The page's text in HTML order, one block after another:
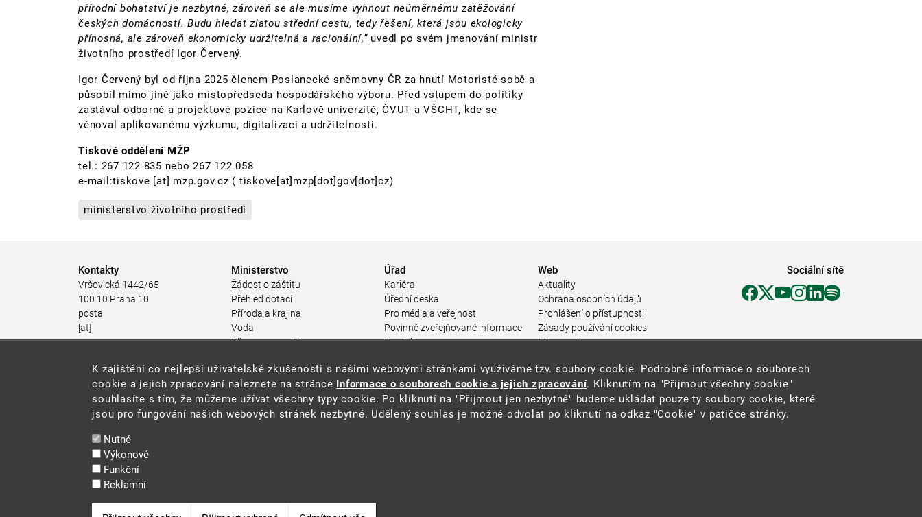
přírodní bohatství je nezbytné, zároveň se ale musíme vyhnout neúměrnému zatěžování
českých domácností. Budu hledat zlatou střední cestu, tedy řešení, která jsou ekologicky
přínosná, ale zároveň ekonomicky udržitelná a racionální,“uvedl po svém jmenování ministr
životního prostředí Igor Červený.
Igor Červený byl od října 2025 členem Poslanecké sněmovny ČR za hnutí Motoristé sobě a
působil mimo jiné jako místopředseda hospodářského výboru. Před vstupem do politiky
zastával odborné a projektové pozice na Karlově univerzitě, ČVUT a VŠCHT, kde se
věnoval aplikovanému výzkumu, digitalizaci a udržitelnosti.
Tiskové oddělení MŽP
tel.: 267 122 835 nebo 267 122 058
e-mail:tiskove [at] mzp.gov.cz ( tiskove[at]mzp[dot]gov[dot]cz)
ministerstvo životního prostředí
Kontakty
Vršovická 1442/65
100 10 Praha 10
posta
[at]
mzp.gov.cz
+420 267 121 111
Ministerstvo
Žádost o záštitu
Přehled dotací
Příroda a krajina
Voda
Klima a energetika
Odpadové hospodářství
Rizika pro životní prostředí
Stav životního prostředí
Environmentální nástroje
Úřad
Kariéra
Úřední deska
Pro média a veřejnost
Povinně zveřejňované informace
Kontakty
(PDF, 204 kB)
Web
Aktuality
Ochrana osobních údajů
Prohlášení o přístupnosti
Zásady používání cookies
Mapa webu
Sociální sítě
K zajištění co nejlepší uživatelské zkušenosti s našimi webovými stránkami využíváme tzv. soubory cookie. Podrobné informace o souborech
cookie a jejich zpracování naleznete na stránce Informace o souborech cookie a jejich zpracování. Kliknutím na "Přijmout všechny cookie"
souhlasíte s tím, že můžeme užívat všechny typy cookie. Po kliknutí na "Přijmout jen nezbytné" budeme ukládat pouze ty soubory cookie, které
jsou pro fungování našich webových stránek nezbytné. Udělený souhlas je možné odvolat po kliknutí na odkaz "Cookie" v patičce stránky.
Nutné
Výkonové
Funkční
Reklamní